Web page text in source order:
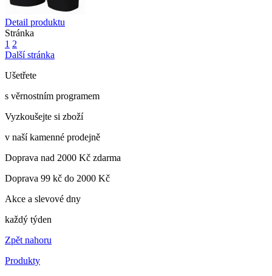
Detail produktu
Stránka
1 2
Další stránka
Ušetřete
s věrnostním programem
Vyzkoušejte si zboží
v naší kamenné prodejně
Doprava nad 2000 Kč zdarma
Doprava 99 kč do 2000 Kč
Akce a slevové dny
každý týden
Zpět nahoru
Produkty